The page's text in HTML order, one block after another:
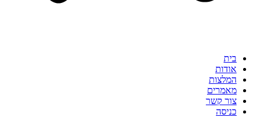
בית
אודות
המלצות
מאמרים
צור קשר
כניסה